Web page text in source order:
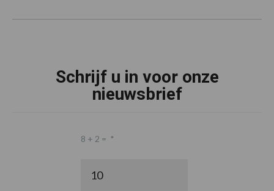
Schrijf u in voor onze
nieuwsbrief
8 + 2 = *